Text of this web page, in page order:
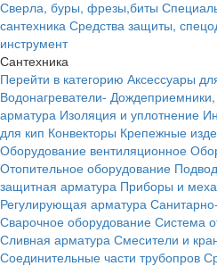
Сверла, буры, фрезы,биты
сантехника Средства защиты,
инструмент
Сантехника
Перейти в категорию Аксессуары
Водонагреватели-
арматура Изоляция и уплотнение
для кип Конвекторы Крепежные
Оборудование вентиляционное
Отопительное оборудование
защитная арматура Приборы и
Регулирующая арматура
Сварочное оборудование Система
Сливная арматура Смесители и
Соединительные части трубопров